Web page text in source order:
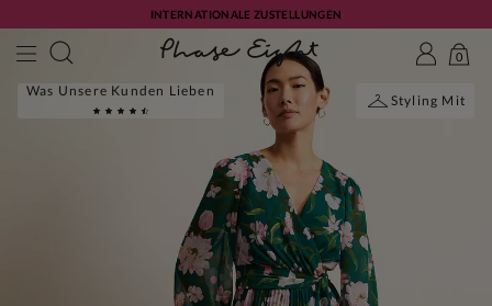
INTERNATIONALE ZUSTELLUNGEN
0
Was Unsere Kunden Lieben
Styling Mit